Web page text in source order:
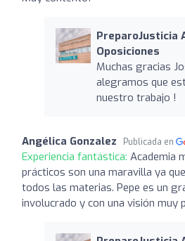
PreparoJusticia
Oposiciones
Muchas gracias
alegramos que
nuestro trabajo !
Angélica Gonzalez Publicada en
Experiencia fantástica: Academia
prácticos son una maravilla ya
todos las materias. Pepe es un
involucrado y con una visión muy